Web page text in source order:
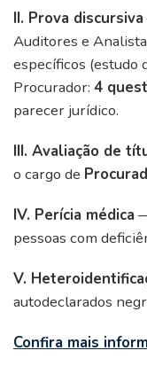
II. Prova discursiva
Auditores e
específicos (estudo
Procurador: 4
parecer jurídico.
III. Avaliação de
o cargo de
IV. Perícia médica
pessoas com
V.
autodeclarados
Confira mais